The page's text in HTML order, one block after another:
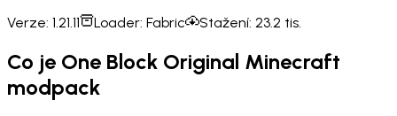
Verze: 1.21.11 Loader: Fabric Stažení: 23.2 tis.
Co je One Block Original Minecraft
modpack